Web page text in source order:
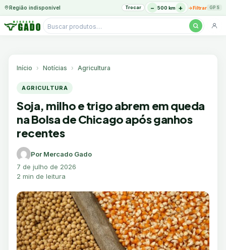
Região indisponível Trocar − 500 km + →Filtrar GPS
Pesquisar
Início Notícias Agricultura
AGRICULTURA
Soja, milho e trigo abrem em queda
na Bolsa de Chicago após ganhos
recentes
Por Mercado Gado
7 de julho de 2026
2 min de leitura